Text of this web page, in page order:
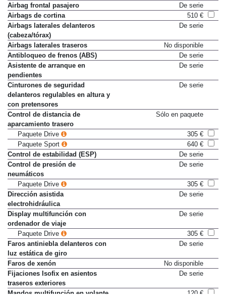
Airbag frontal pasajero
De serie
Airbags de cortina
510 €
Airbags laterales delanteros
(cabeza/tórax)
De serie
Airbags laterales traseros
No disponible
Antibloqueo de frenos (ABS)
De serie
Asistente de arranque en
pendientes
De serie
Cinturones de seguridad
delanteros regulables en altura y
con pretensores
De serie
Control de distancia de
aparcamiento trasero
Sólo en paquete
Paquete Drive
305 €
Paquete Sport
640 €
Control de estabilidad (ESP)
De serie
Control de presión de
neumáticos
De serie
Paquete Drive
305 €
Dirección asistida
electrohidráulica
De serie
Display multifunción con
ordenador de viaje
De serie
Paquete Drive
305 €
Faros antiniebla delanteros con
luz estática de giro
De serie
Faros de xenón
No disponible
Fijaciones Isofix en asientos
traseros exteriores
De serie
Mandos multifunción en volante
120 €